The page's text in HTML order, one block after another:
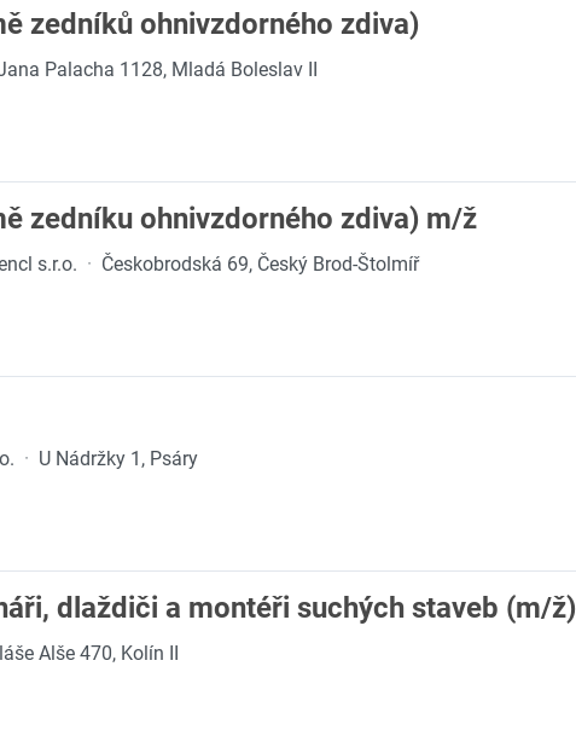
zedníků ohnivzdorného zdiva)
Palacha 1128, Mladá Boleslav II
zedníku ohnivzdorného zdiva) m/ž
s.r.o. · Českobrodská 69, Český Brod-Štolmíř
· U Nádržky 1, Psáry
dlaždiči a montéři suchých staveb (m/ž)
Alše 470, Kolín II